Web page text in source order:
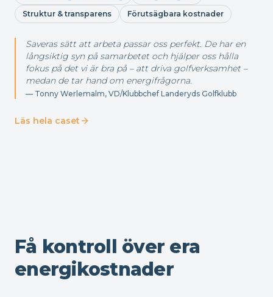
Struktur & transparens
Förutsägbara kostnader
Saveras sätt att arbeta passar oss perfekt. De har en
långsiktig syn på samarbetet och hjälper oss hålla
fokus på det vi är bra på – att driva golfverksamhet –
medan de tar hand om energifrågorna.
— Tonny Werlemalm, VD/Klubbchef Landeryds Golfklubb
Läs hela caset
Få kontroll över era
energikostnader